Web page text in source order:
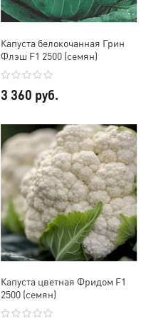
Капуста белокочанная Грин
Флэш F1 2500 (семян)
3 360 руб.
Капуста цветная Фридом F1
2500 (семян)